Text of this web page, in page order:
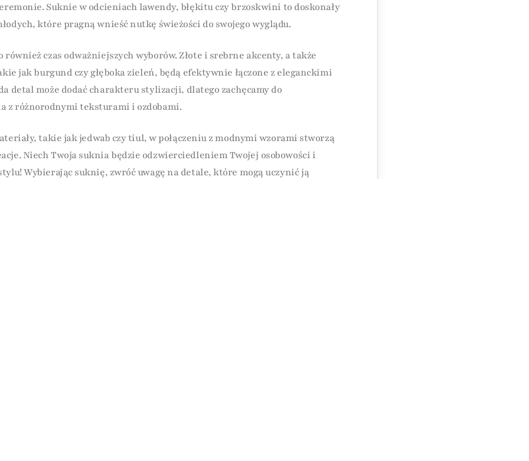
Suknie w odcieniach lawendy, błękitu czy brzoskwini to doskonały
które pragną wnieść nutkę świeżości do swojego wyglądu.
również czas odważniejszych wyborów. Złote i srebrne akcenty, a także
jak burgund czy głęboka zieleń, będą efektywnie łączone z eleganckimi
detal może dodać charakteru stylizacji, dlatego zachęcamy do
z różnorodnymi teksturami i ozdobami.
takie jak jedwab czy tiul, w połączeniu z modnymi wzorami stworzą
Niech Twoja suknia będzie odzwierciedleniem Twojej osobowości i
Wybierając suknię, zwróć uwagę na detale, które mogą uczynić ją